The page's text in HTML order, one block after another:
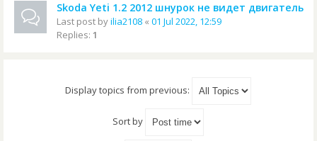
Skoda Yeti 1.2 2012 шнурок не видет двигатель
Last post byilia2108 « 01 Jul 2022, 12:59
Replies: 1
Display topics from previous:
Sort by